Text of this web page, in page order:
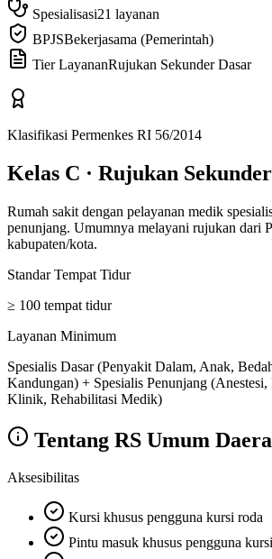
Spesialisasi21 layanan
BPJSBekerjasama (Pemerintah)
Tier LayananRujukan Sekunder Dasar
Klasifikasi Permenkes RI 56/2014
Kelas C · Rujukan
Rumah sakit dengan pelayanan medik
penunjang. Umumnya melayani rujukan dari
kabupaten/kota.
Standar Tempat Tidur
≥ 100 tempat tidur
Layanan Minimum
Spesialis Dasar (Penyakit Dalam, Anak,
Kandungan) + Spesialis Penunjang
Klinik, Rehabilitasi Medik)
Tentang RS Umum
Aksesibilitas
Kursi khusus pengguna kursi roda
Pintu masuk khusus pengguna